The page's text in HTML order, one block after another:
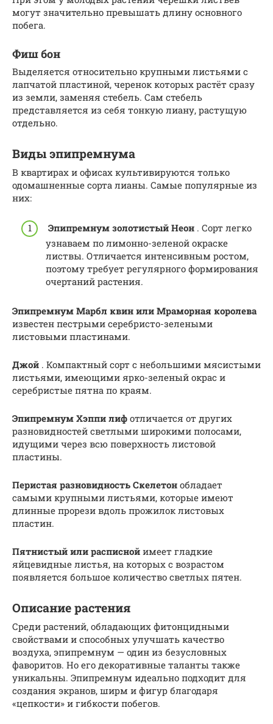
могут значительно превышать длину основного
побега.
Фиш бон
Выделяется относительно крупными листьями с
лапчатой пластиной, черенок которых растёт сразу
из земли, заменяя стебель. Сам стебель
представляется из себя тонкую лиану, растущую
отдельно.
Виды эпипремнума
В квартирах и офисах культивируются только
одомашненные сорта лианы. Самые популярные из
них:
Эпипремнум золотистый Неон . Сорт легко
узнаваем по лимонно-зеленой окраске
листвы. Отличается интенсивным ростом,
поэтому требует регулярного формирования
очертаний растения.
Эпипремнум Марбл квин или Мраморная королева
известен пестрыми серебристо-зелеными
листовыми пластинами.
Джой . Компактный сорт с небольшими мясистыми
листьями, имеющими ярко-зеленый окрас и
серебристые пятна по краям.
Эпипремнум Хэппи лиф отличается от других
разновидностей светлыми широкими полосами,
идущими через всю поверхность листовой
пластины.
Перистая разновидность Скелетон обладает
самыми крупными листьями, которые имеют
длинные прорези вдоль прожилок листовых
пластин.
Пятнистый или расписной имеет гладкие
яйцевидные листья, на которых с возрастом
появляется большое количество светлых пятен.
Описание растения
Среди растений, обладающих фитонцидными
свойствами и способных улучшать качество
воздуха, эпипремнум — один из безусловных
фаворитов. Но его декоративные таланты также
уникальны. Эпипремнум идеально подходит для
создания экранов, ширм и фигур благодаря
«цепкости» и гибкости побегов.